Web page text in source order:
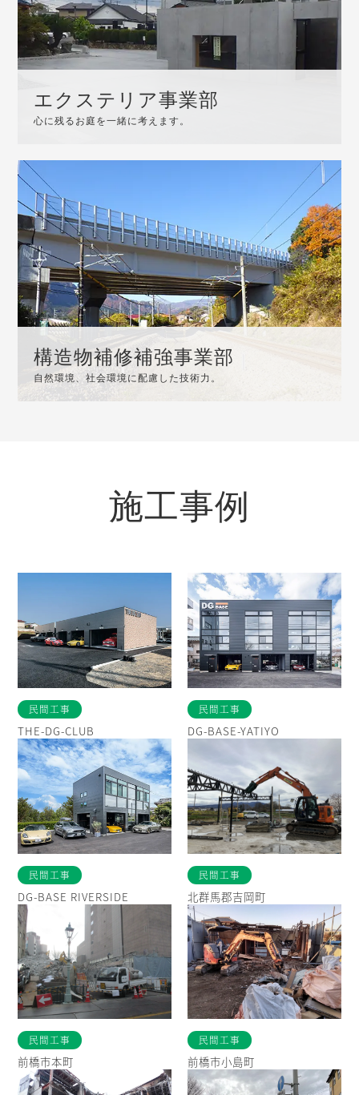
エクステリア事業部
心に残るお庭を一緒に考えます。
構造物補修補強事業部
自然環境、社会環境に配慮した技術力。
施工事例
民間工事
THE-DG-CLUB
民間工事
DG-BASE-YATIYO
民間工事
DG-BASE RIVERSIDE
民間工事
北群馬郡吉岡町
民間工事
前橋市本町
民間工事
前橋市小島町